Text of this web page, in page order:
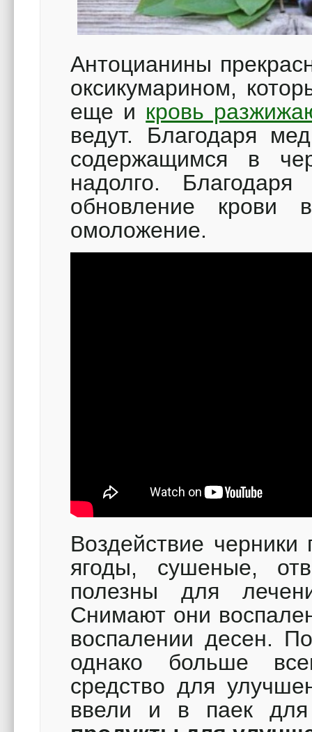
Антоцианины
оксикумарином,
еще и кровь
ведут. Благодаря
содержащимся в
надолго. Благодаря
обновление крови
омоложение.
Воздействие
ягоды, сушеные,
полезны для
Снимают они
воспалении десен.
однако больше
средство для
ввели и в паек